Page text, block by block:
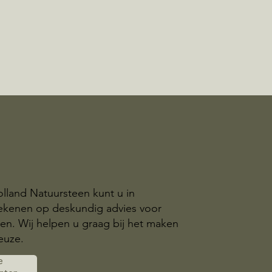
Natuursteen kunt u in
op deskundig advies voor
Wij helpen u graag bij het maken